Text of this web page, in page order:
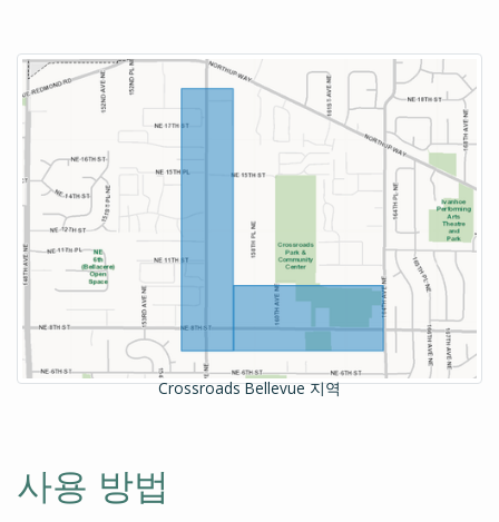
Crossroads Bellevue 지역
사용 방법